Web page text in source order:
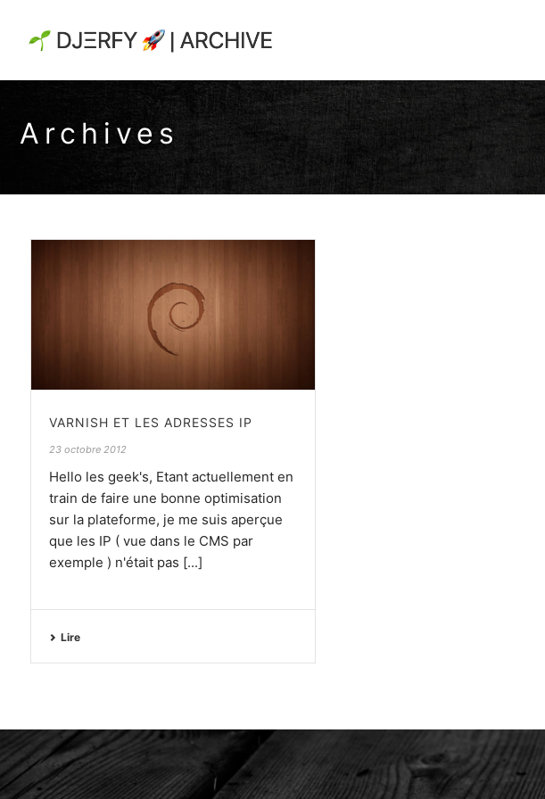
Archives
VARNISH ET LES ADRESSES IP
23 octobre 2012
Hello les geek's, Etant actuellement en
train de faire une bonne optimisation
sur la plateforme, je me suis aperçue
que les IP ( vue dans le CMS par
exemple ) n'était pas [...]
Lire